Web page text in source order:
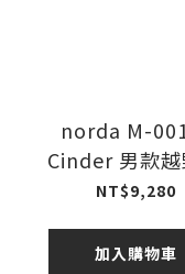
norda M-
Cinder 男款越
鞋 26FW
NT$9,280
加入購物車